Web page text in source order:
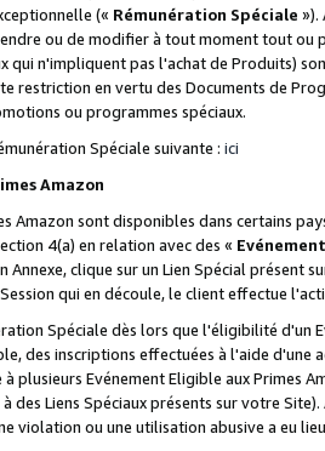
(« Rémunération Spéciale »).
ou de modifier à tout moment tout
qui n'impliquent pas l'achat de Produits)
restriction en vertu des Documents de
ou programmes spéciaux.
Spéciale suivante : ici
Amazon
Amazon sont disponibles dans certains
4(a) en relation avec des «
Annexe, clique sur un Lien Spécial
qui en découle, le client effectue
Spéciale dès lors que l'éligibilité d'un
des inscriptions effectuées à l'aide
plusieurs Evénement Eligible aux Primes
des Liens Spéciaux présents sur votre
violation ou une utilisation abusive a eu